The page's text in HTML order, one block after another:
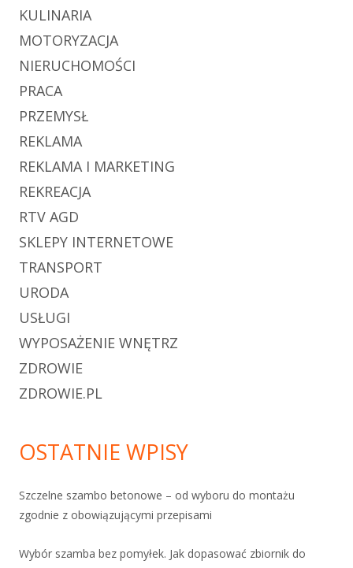
KULINARIA
MOTORYZACJA
NIERUCHOMOŚCI
PRACA
PRZEMYSŁ
REKLAMA
REKLAMA I MARKETING
REKREACJA
RTV AGD
SKLEPY INTERNETOWE
TRANSPORT
URODA
USŁUGI
WYPOSAŻENIE WNĘTRZ
ZDROWIE
ZDROWIE.PL
OSTATNIE WPISY
Szczelne szambo betonowe – od wyboru do montażu
zgodnie z obowiązującymi przepisami
Wybór szamba bez pomyłek. Jak dopasować zbiornik do